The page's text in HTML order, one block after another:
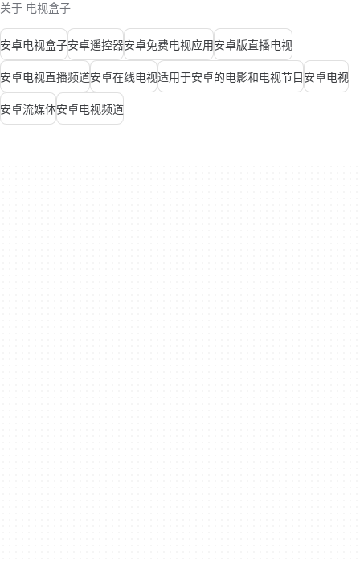
关于 电视盒子
安卓电视盒子安卓遥控器安卓免费电视应用安卓版直播电视
安卓电视直播频道安卓在线电视适用于安卓的电影和电视节目安卓电视
安卓流媒体安卓电视频道